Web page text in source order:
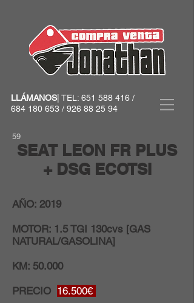
LLÁMANOS| TEL: 651 588 416 /
684 180 653 / 926 88 25 94
59
SEAT LEON FR PLUS
+ DSG ECOTSI
AÑO: 2019
MOTOR: 1.5 TGI 130cvs [GAS
NATURAL/GASOLINA]
KM: 50.000
PRECIO 16.500€